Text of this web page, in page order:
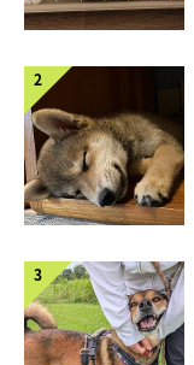
1才になったポルテちゃん
@kopant17
ルテちゃんも、現在
体つきがしっかりし